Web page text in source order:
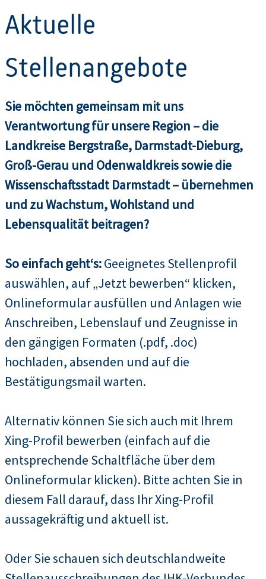
Aktuelle
Stellenangebote
Sie möchten gemeinsam mit uns
Verantwortung für unsere Region – die
Landkreise Bergstraße, Darmstadt-Dieburg,
Groß-Gerau und Odenwaldkreis sowie die
Wissenschaftsstadt Darmstadt – übernehmen
und zu Wachstum, Wohlstand und
Lebensqualität beitragen?
So einfach geht‘s:Geeignetes Stellenprofil
auswählen, auf „Jetzt bewerben“ klicken,
Onlineformular ausfüllen und Anlagen wie
Anschreiben, Lebenslauf und Zeugnisse in
den gängigen Formaten (.pdf, .doc)
hochladen, absenden und auf die
Bestätigungsmail warten.
Alternativ können Sie sich auch mit Ihrem
Xing-Profil bewerben (einfach auf die
entsprechende Schaltfläche über dem
Onlineformular klicken). Bitte achten Sie in
diesem Fall darauf, dass Ihr Xing-Profil
aussagekräftig und aktuell ist.
Oder Sie schauen sich deutschlandweite